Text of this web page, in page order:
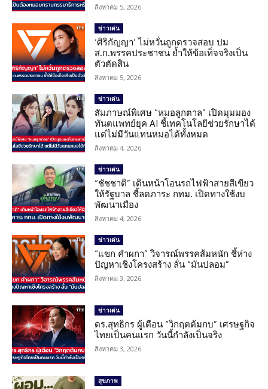
สิงหาคม 5, 2026
ข่าวเด่น
‘ศิริกัญญา’ ไม่หวั่นถูกตรวจสอบ ปม
ส.ก.พรรคประชาชน ย้ำให้ข้อเท็จจริงเป็น
ตัวตัดสิน
สิงหาคม 5, 2026
ข่าวเด่น
สัมภาษณ์พิเศษ “หมอลูกตาล” เปิดมุมมอง
ทันตแพทย์ยุค AI ชี้เทคโนโลยีช่วยรักษาได้
แต่ไม่มีวันแทนหมอได้ทั้งหมด
สิงหาคม 4, 2026
ข่าวเด่น
“ชัชชาติ” เดินหน้าโอนรถไฟฟ้าสายสีเขียว
ให้รัฐบาล ชี้ลดภาระ กทม. เปิดทางใช้งบ
พัฒนาเมือง
สิงหาคม 4, 2026
ข่าวเด่น
“แขก คำผกา” วิจารณ์พรรคส้มหนัก ชี้ห่าง
ปัญหาเชิงโครงสร้าง ลั่น “มันปลอม”
สิงหาคม 3, 2026
ข่าวเด่น
ดร.สุทธิกร ผู้เตือน “วิกฤตต้มกบ” เศรษฐกิจ
ไทยเป็นคนแรก วันนี้กำลังเป็นจริง
สิงหาคม 3, 2026
สุขภาพ